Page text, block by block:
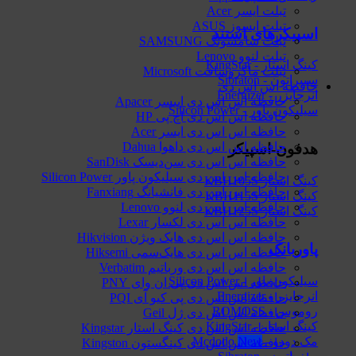
اسپیکرهای استند
کینگ استار - KingStar
سیبراتون - Sibraton
انرجایزر - Energizer
سیلیکون پاور - Silicon Power
هدفون-اسپیکر
کینگ استار KBH105S
کینگ استار KBH115S
کینگ استار KBH125S
پاوربانک
سیلیکون پاور - Silicon Power
انرجایزر - Energizer
روموس - ROMOSS
کینگ استار - KingStar
مک دودو - Mcdodo
تبلت ایسر Acer
تبلت ایسوز ASUS
تبلت سامسونگ SAMSUNG
تبلت لنوو Lenovo
تبلت ماکروسافت Microsoft
حافظه اس اس دی
حافظه اس اس دی اپیسر Apacer
حافظه اس اس دی اچ پی HP
حافظه اس اس دی ایسر Acer
حافظه اس اس دی داهوا Dahua
حافظه اس اس دی سن‌دیسک SanDisk
حافظه اس اس دی سیلیکون پاور Silicon Power
حافظه اس اس دی فانشیانگ Fanxiang
حافظه اس اس دی لنوو Lenovo
حافظه اس اس دی لکسار Lexar
حافظه اس اس دی هایک‌ ویژن Hikvision
حافظه اس اس دی هایک‌سمی Hiksemi
حافظه اس اس دی ورباتیم Verbatim
حافظه اس اس دی پی ان وای PNY
حافظه اس اس دی پی کیو آی PQI
حافظه اس اس دی ژل Geil
حافظه اس اس دی کینگ استار Kingstar
حافظه اس اس دی کینگستون Kingston